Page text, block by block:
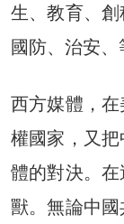
生、教育、創
國防、治安、
西方媒體，
權國家，又
體的對決。
獸。無論中國